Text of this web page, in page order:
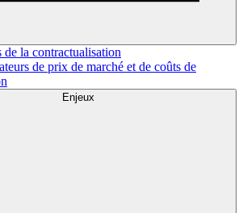
de la contractualisation
de prix de marché et de coûts de
Enjeux